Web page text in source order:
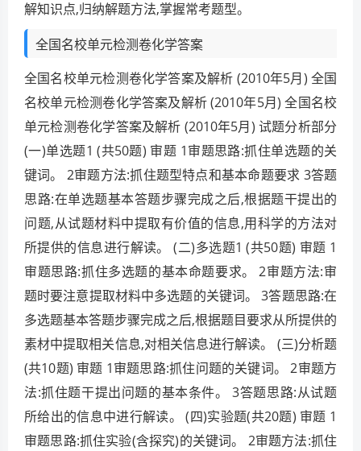
解知识点,归纳解题方法,掌握常考题型。
全国名校单元检测卷化学答案
全国名校单元检测卷化学答案及解析 (2010年5月) 全国
名校单元检测卷化学答案及解析 (2010年5月) 全国名校
单元检测卷化学答案及解析 (2010年5月) 试题分析部分
(一)单选题1 (共50题) 审题 1审题思路:抓住单选题的关
键词。 2审题方法:抓住题型特点和基本命题要求 3答题
思路:在单选题基本答题步骤完成之后,根据题干提出的
问题,从试题材料中提取有价值的信息,用科学的方法对
所提供的信息进行解读。 (二)多选题1 (共50题) 审题 1
审题思路:抓住多选题的基本命题要求。 2审题方法:审
题时要注意提取材料中多选题的关键词。 3答题思路:在
多选题基本答题步骤完成之后,根据题目要求从所提供的
素材中提取相关信息,对相关信息进行解读。 (三)分析题
(共10题) 审题 1审题思路:抓住问题的关键词。 2审题方
法:抓住题干提出问题的基本条件。 3答题思路:从试题
所给出的信息中进行解读。 (四)实验题(共20题) 审题 1
审题思路:抓住实验(含探究)的关键词。 2审题方法:抓住